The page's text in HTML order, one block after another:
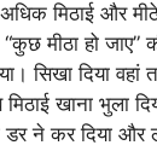
मिठाई और
मीठा हो जाए”
सिखा दिया वहां
खाना भुला
डर ने कर दिया और